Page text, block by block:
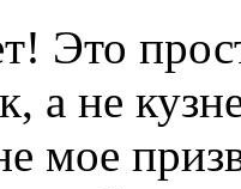
а не
мое